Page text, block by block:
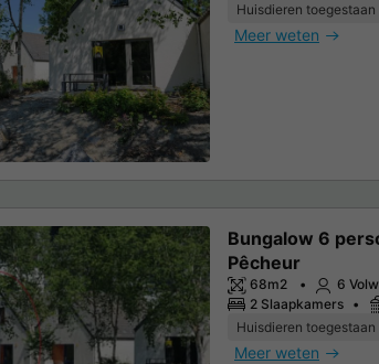
Huisdieren toegestaan
Meer weten
Bungalow 6
Pêcheur
68m2
6
2 Slaapkamers
Huisdieren toegestaan
Meer weten